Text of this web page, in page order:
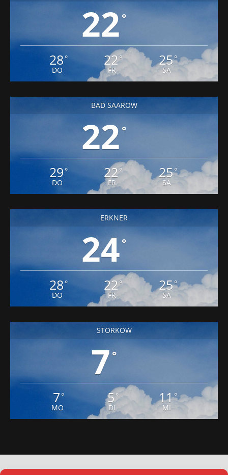
22 °
28 °
DO
22°
FR
25°
SA
BAD SAAROW
22 °
29 °
DO
22°
FR
25°
SA
ERKNER
24°
28 °
DO
22°
FR
25°
SA
STORKOW
7°
7 °
MO
5°
DI
11°
MI